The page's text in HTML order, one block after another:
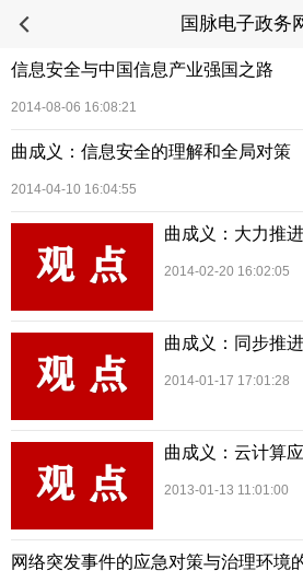
国脉电子政务
信息安全与中国信息产业强国之路
2014-08-06 16:08:21
曲成义：信息安全的理解和全局对策
2014-04-10 16:04:55
曲成义：大力推
2014-02-20 16:02:05
曲成义：同步推
2014-01-17 17:01:28
曲成义：云计算
2013-01-13 11:01:00
网络突发事件的应急对策与治理环境